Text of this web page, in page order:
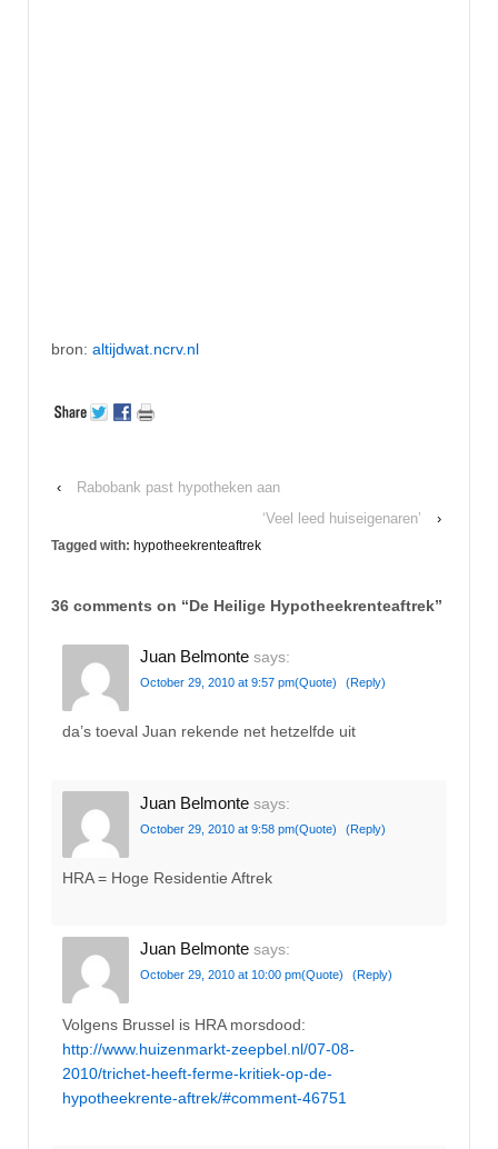
bron: altijdwat.ncrv.nl
‹
Rabobank past hypotheken aan
‘Veel leed huiseigenaren’
›
Tagged with: hypotheekrenteaftrek
36 comments on “De Heilige Hypotheekrenteaftrek”
Juan Belmonte says:
October 29, 2010 at 9:57 pm(Quote) (Reply)
da’s toeval Juan rekende net hetzelfde uit
Juan Belmonte says:
October 29, 2010 at 9:58 pm(Quote) (Reply)
HRA = Hoge Residentie Aftrek
Juan Belmonte says:
October 29, 2010 at 10:00 pm(Quote) (Reply)
Volgens Brussel is HRA morsdood:
http://www.huizenmarkt-zeepbel.nl/07-08-
2010/trichet-heeft-ferme-kritiek-op-de-
hypotheekrente-aftrek/#comment-46751